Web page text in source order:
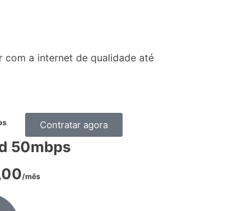
com a internet de qualidade até
50mbps
/mês
Contratar agora